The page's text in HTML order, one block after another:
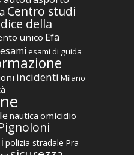
Centro studi
della
unico Efa
esami esami di guida
incidenti Milano
nautica omicidio
polizia stradale Pra